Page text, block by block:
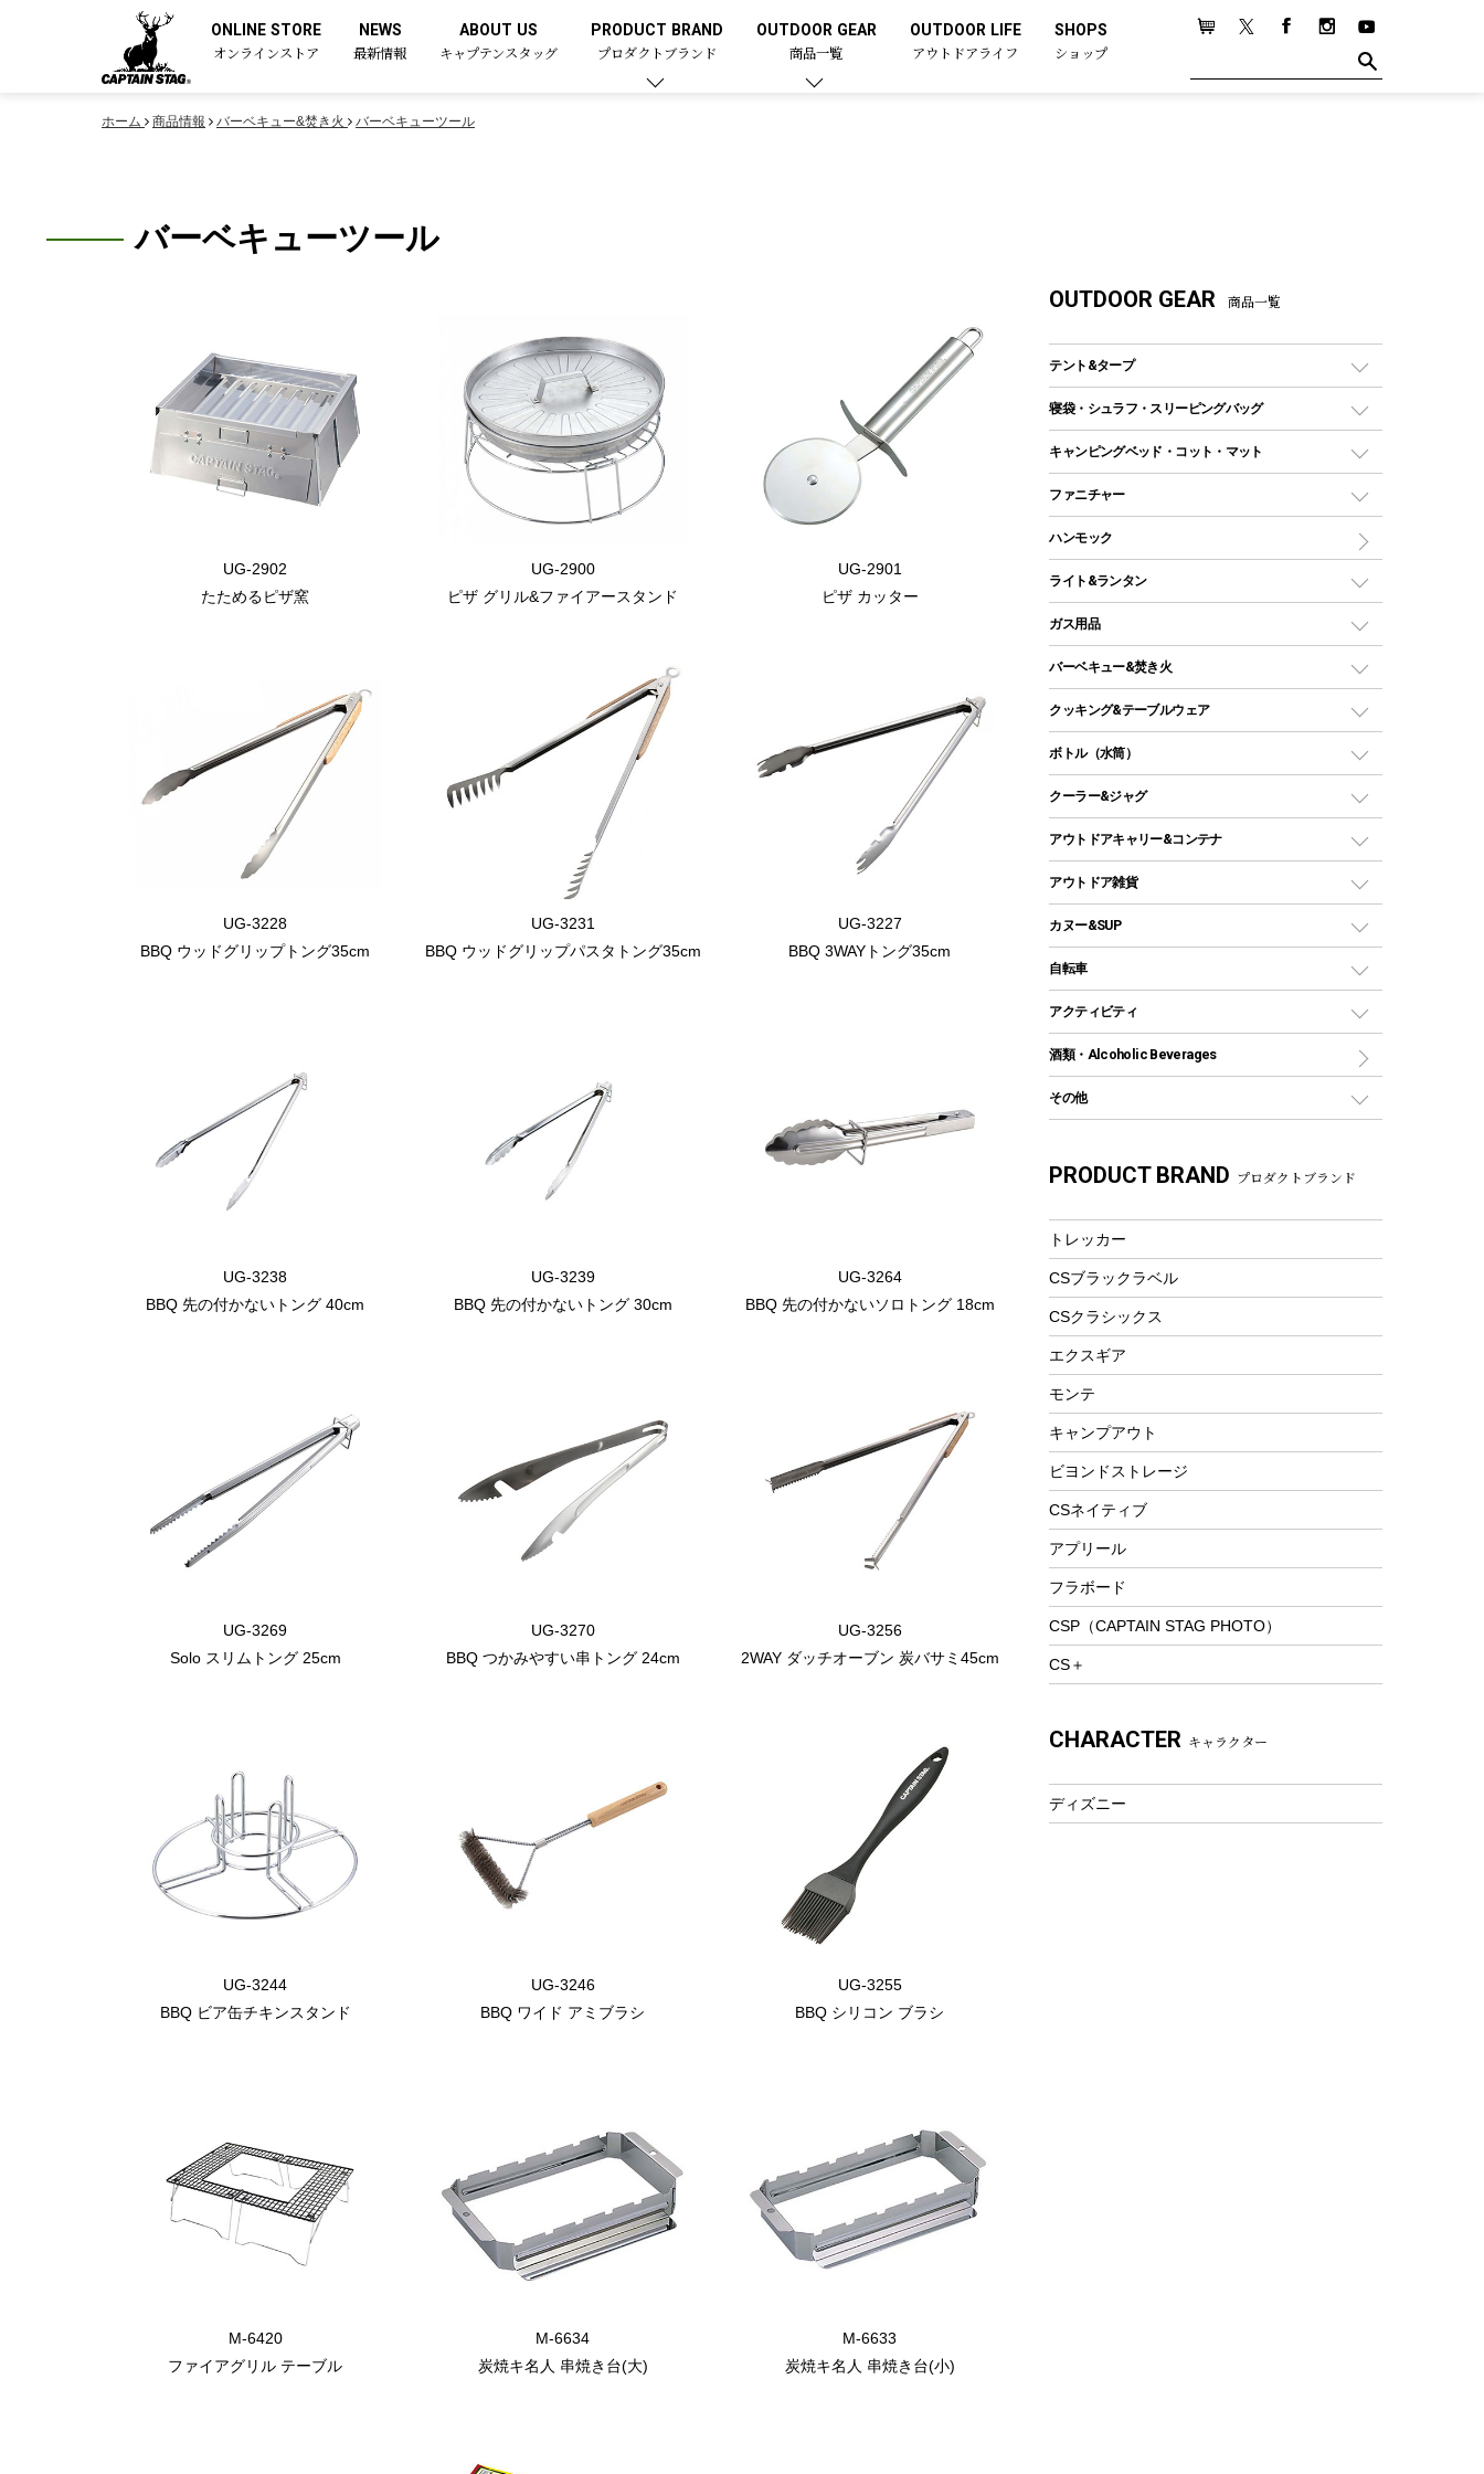
ONLINE STORE
オンラインストア
NEWS
最新情報
ABOUT US
キャプテンスタッグ
PRODUCT BRAND
プロダクトブランド
OUTDOOR GEAR
商品一覧
OUTDOOR LIFE
アウトドアライフ
SHOPS
ショップ
ホーム 商品情報 バーベキュー&焚き火 バーベキューツール
バーベキューツール
UG-2902
たためるピザ窯
UG-2900
ピザ グリル&ファイアースタンド
UG-2901
ピザ カッター
UG-3228
BBQ ウッドグリップトング35cm
UG-3231
BBQ ウッドグリップパスタトング35cm
UG-3227
BBQ 3WAYトング35cm
UG-3238
BBQ 先の付かないトング 40cm
UG-3239
BBQ 先の付かないトング 30cm
UG-3264
BBQ 先の付かないソロトング 18cm
UG-3269
Solo スリムトング 25cm
UG-3270
BBQ つかみやすい串トング 24cm
UG-3256
2WAY ダッチオーブン 炭バサミ45cm
UG-3244
BBQ ビア缶チキンスタンド
UG-3246
BBQ ワイド アミブラシ
UG-3255
BBQ シリコン ブラシ
M-6420
ファイアグリル テーブル
M-6634
炭焼キ名人 串焼き台(大)
M-6633
炭焼キ名人 串焼き台(小)
OUTDOOR GEAR 商品一覧
テント&タープ
テント
ツールームテント
ワンポールテント
シェルターテント
ロッジ型・オリジナルテント
タープ
スクエアタープ（レクタタープ）
メッシュタープ
自立式タープ
パラソル
テントアクセサリー
ペグ
グランドシート
ガイドロープ
ツール
寝袋・シュラフ・スリーピングバッグ
レクタングラー型（封筒型）シュラフ
インナーシュラフ
キャンピングベッド・コット・マット
キャンピングベッド・コット
インフレータブルマット
ファニチャー
アウトドアテーブル
レジャーシート
ハンモック
ライト&ランタン
LEDランタン
ガスランタン
オイルランタン
LEDライト
ヘッドライト
キャンドル
ガス用品
ガスバーナー
ガス缶
ガストーチ、ライター
バーベキュー&焚き火
バーベキューコンロ、グリル
焚き火台タイプ（ロースタイル）グリル
卓上タイプグリル
パーティータイプグリル
鉄板、アミ
焚き火台&ストーブ
火起こし
バーベキューツール
燃料・着火剤・炭
クッキング&テーブルウェア
ダッチオーブン
ホットサンドメーカー
クッカーセット
シェラカップ
クッキングツール
ナイフ
カトラリー
マグカップ、カップ
フードボトル
コーヒー&ミル
トレー
ランチョンマット
ランチボックス
ピクニックセット
ボトル（水筒）
ステンレスボトル
コップ付きタイプ
ワンタッチタイプ
プラスチックボトル
ディズニーボトル
クーラー&ジャグ
クーラーボックス
クーラーバッグ
ウォータージャグ
保冷剤
アウトドアキャリー&コンテナ
アウトドアキャリー
アウトドア雑貨
バックパック&バッグ
リュック、バックパック
トートバッグ、サコッシュ
ショッピングキャリー
その他アウトドア雑貨
レイン
ツール、他
カヌー&SUP
インフレータブル
カヤック
パドル
ヘルメット
アクセサリー
自転車
折りたたみ自転車
スポーツサイクル
シティサイクル
自転車用アクセサリー
自転車ウェア
アクティビティ
マリン
ラッシュガード
テント
フローティングベスト
ヘルメット
エアーポンプ
ウィンター
防寒ウェア
ツール&アクセサリー
トレッキング
トレッキングステッキ
トレッキングアクセサリー
プレイグッズ
ウェルネス
フィットネス
アクセサリー
酒類・Alcoholic Beverages
その他
湯たんぽ
PRODUCT BRAND プロダクトブランド
トレッカー
CSブラックラベル
CSクラシックス
エクスギア
モンテ
キャンプアウト
ビヨンドストレージ
CSネイティブ
アプリール
フラボード
CSP（CAPTAIN STAG PHOTO）
CS＋
CHARACTER キャラクター
ディズニー